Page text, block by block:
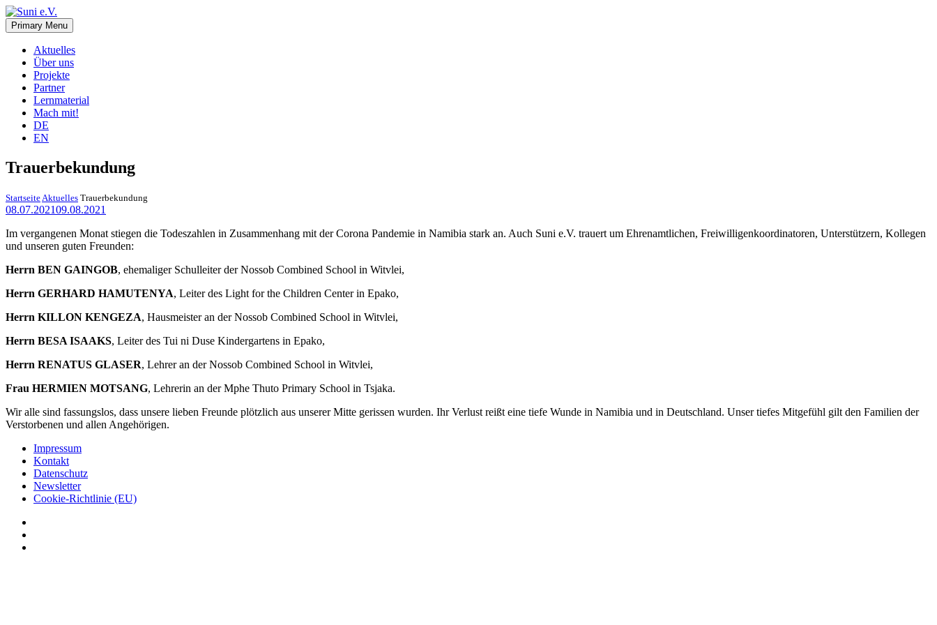
Skip
to
content
Suni e.V.
Deutsch-Namibischer Verein, zur Umsetzung der UN-Nachhaltigkeitsziele
Primary Menu
Aktuelles
Über uns
Projekte
Partner
Lernmaterial
Mach mit!
DE
EN
Trauerbekundung
Startseite Aktuelles Trauerbekundung
08.07.202109.08.2021
Im vergangenen Monat stiegen die Todeszahlen in Zusammenhang mit der Corona Pandemie in Namibia stark an. Auch Suni e.V. trauert um Ehrenamtlichen, Freiwilligenkoordinatoren, Unterstützern, Kollegen
und unseren guten Freunden:
Herrn BEN GAINGOB, ehemaliger Schulleiter der Nossob Combined School in Witvlei,
Herrn GERHARD HAMUTENYA, Leiter des Light for the Children Center in Epako,
Herrn KILLON KENGEZA, Hausmeister an der Nossob Combined School in Witvlei,
Herrn BESA ISAAKS, Leiter des Tui ni Duse Kindergartens in Epako,
Herrn RENATUS GLASER, Lehrer an der Nossob Combined School in Witvlei,
Frau HERMIEN MOTSANG, Lehrerin an der Mphe Thuto Primary School in Tsjaka.
Wir alle sind fassungslos, dass unsere lieben Freunde plötzlich aus unserer Mitte gerissen wurden. Ihr Verlust reißt eine tiefe Wunde in Namibia und in Deutschland. Unser tiefes Mitgefühl gilt den Familien der
Verstorbenen und allen Angehörigen.
Impressum
Kontakt
Datenschutz
Newsletter
Cookie-Richtlinie (EU)